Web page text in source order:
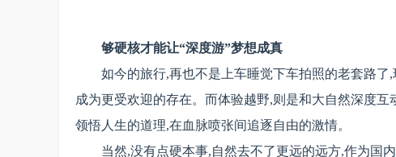
够硬核才能让“深度游”梦想成真
如今的旅行,再也不是上车睡觉下车拍照的老套路
成为更受欢迎的存在。而体验越野,则是和大自然深度
领悟人生的道理,在血脉喷张间追逐自由的激情。
当然,没有点硬本事,自然去不了更远的远方,作为国